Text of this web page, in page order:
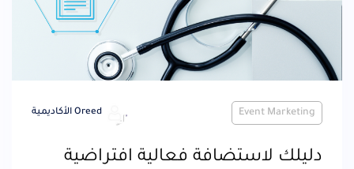
Event Marketing Oreed الأكاديمية
دليلك لاستضافة فعالية افتراضية